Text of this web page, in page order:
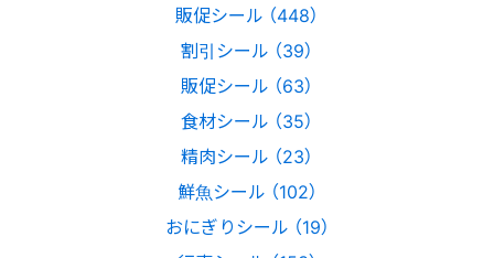
販促シール （448）
割引シール （39）
販促シール （63）
食材シール （35）
精肉シール （23）
鮮魚シール （102）
おにぎりシール （19）